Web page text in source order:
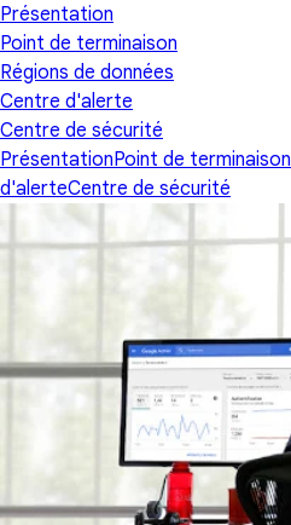
Présentation
Point de terminaison
Régions de données
Centre d'alerte
Centre de sécurité
PrésentationPoint de terminaison
d'alerteCentre de sécurité